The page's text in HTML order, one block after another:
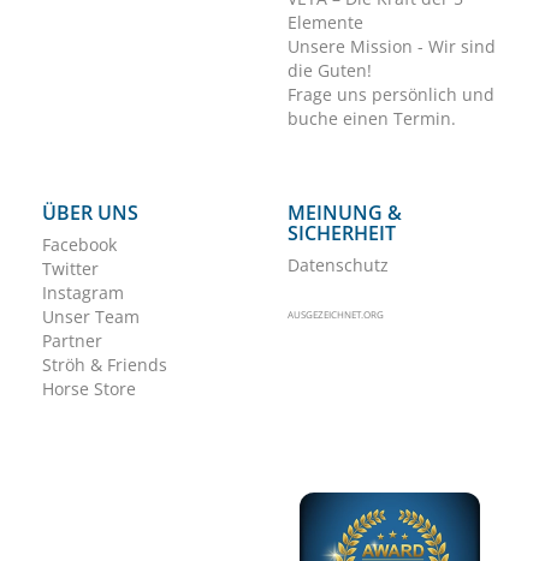
Elemente
Unsere Mission - Wir sind
die Guten!
Frage uns persönlich und
buche einen Termin.
ÜBER UNS
Facebook
Twitter
Instagram
Unser Team
Partner
Ströh & Friends
Horse Store
MEINUNG &
SICHERHEIT
Datenschutz
AUSGEZEICHNET.ORG